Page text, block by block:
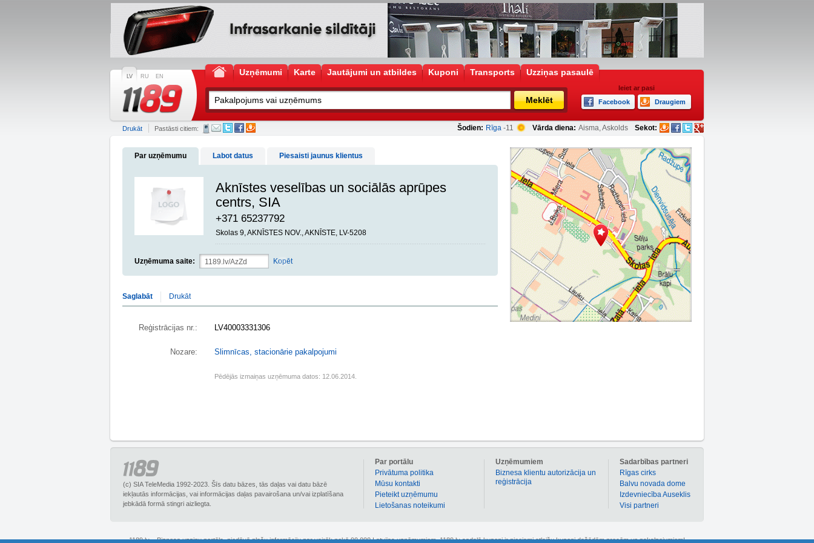
LV RU EN Uzņēmumi Karte Jautājumi un atbildes Kuponi Transports Uzziņas pasaulē
Meklēt
Ieiet ar pasi
Facebook
Draugiem
Šodien: Rīga -11 Vārda diena: Aisma, Askolds Sekot:
Drukāt Pastāsti citiem:
Par uzņēmumu Labot datus Piesaisti jaunus klientus
Aknīstes veselības un sociālās aprūpes
centrs, SIA
+371 65237792
Skolas 9, AKNĪSTES NOV., AKNĪSTE, LV-5208
Uzņēmuma saite: Kopēt
Saglabāt Drukāt
Reģistrācijas nr.: LV40003331306
Nozare: Slimnīcas, stacionārie pakalpojumi
Pēdējās izmaiņas uzņēmuma datos: 12.06.2014.
(c) SIA TeleMedia 1992-2023. Šīs datu bāzes, tās daļas vai datu bāzē
iekļautās informācijas, vai informācijas daļas pavairošana un/vai izplatīšana
jebkādā formā stingri aizliegta.
Sadarbības partneri
Rīgas cirks
Balvu novada dome
Izdevniecība Auseklis
Visi partneri
Uzņēmumiem
Biznesa klientu autorizācija un
reģistrācija
Par portālu
Privātuma politika
Mūsu kontakti
Pieteikt uzņēmumu
Lietošanas noteikumi
1189.lv – Biznesa uzziņu portāls, piedāvā plašu informāciju par vairāk nekā 90 000 Latvijas uzņēmumiem. 1189.lv sadaļā kuponi ir pieejami atlaižu kuponi dažādām precēm un pakalpojumiem!